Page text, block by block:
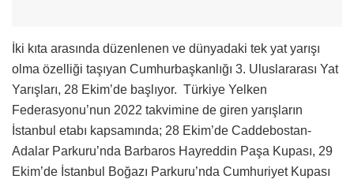
İki kıta arasında düzenlenen ve dünyadaki tek yat yarışı
olma özelliği taşıyan Cumhurbaşkanlığı 3. Uluslararası Yat
Yarışları, 28 Ekim’de başlıyor. Türkiye Yelken
Federasyonu’nun 2022 takvimine de giren yarışların
İstanbul etabı kapsamında; 28 Ekim’de Caddebostan-
Adalar Parkuru’nda Barbaros Hayreddin Paşa Kupası, 29
Ekim’de İstanbul Boğazı Parkuru’nda Cumhuriyet Kupası